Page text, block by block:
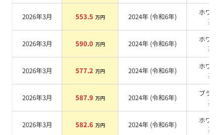
2026年3月 553.5 万円 2024年 (令和6年)
ホワイ
系
2026年3月 590.0 万円 2024年 (令和6年)
ホワイ
系
2026年3月 577.2 万円 2024年 (令和6年)
ホワイ
系
2026年3月 587.9 万円 2024年 (令和6年)
ブラッ
系
2026年3月 582.6 万円 2024年 (令和6年)
ホワイ
系